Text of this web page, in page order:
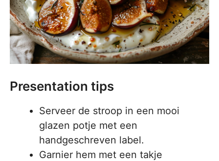
Presentation tips
Serveer de stroop in een mooi
glazen potje met een
handgeschreven label.
Garnier hem met een takje